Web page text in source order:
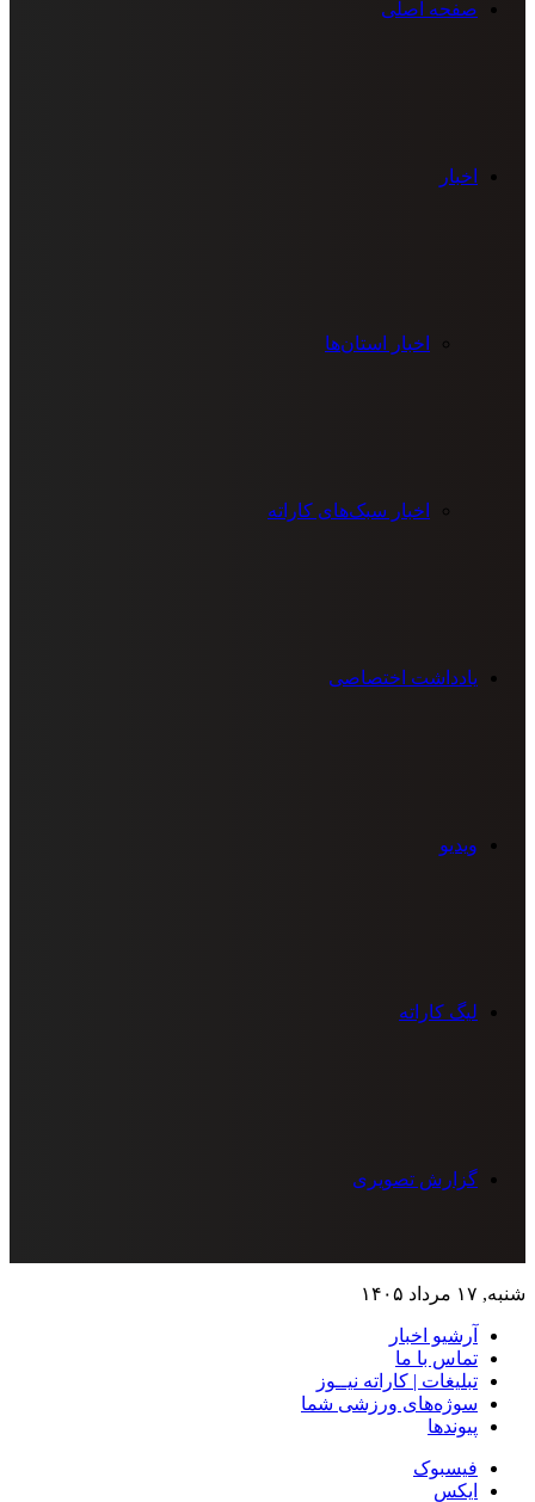
صفحه اصلی
اخبار
اخبار استان‌ها
اخبار سبک‌های کاراته
یادداشت اختصاصی
ویدیو
لیگ کاراته
گزارش تصویری
شنبه, ۱۷ مرداد ۱۴۰۵
آرشیو اخبار
تماس‌ با‌ ما
تبلیغات | کاراته نیــوز
سوژه‌های ورزشی شما
پیوندها
فیسبوک
ایکس